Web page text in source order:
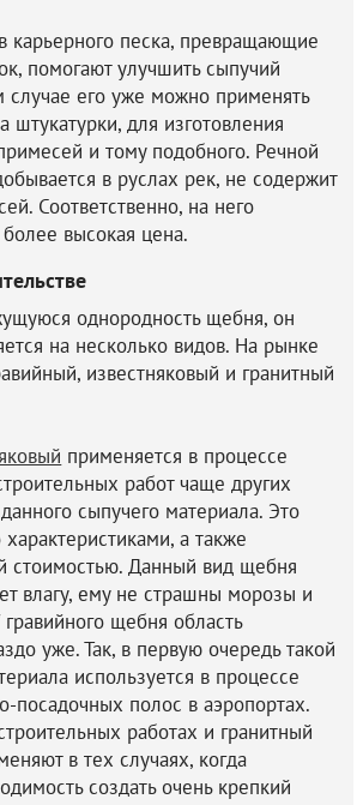
карьерного песка, превращающие
помогают улучшить сыпучий
случае его уже можно применять
штукатурки, для изготовления
и тому подобного. Речной
в руслах рек, не содержит
Соответственно, на него
более высокая цена.
однородность щебня, он
на несколько видов. На рынке
известняковый и гранитный
применяется в процессе
работ чаще других
сыпучего материала. Это
а также
стоимостью. Данный вид щебня
влагу, ему не страшны морозы и
щебня область
уже. Так, в первую очередь такой
используется в процессе
посадочных полос в аэропортах.
работах и гранитный
в тех случаях, когда
создать очень крепкий